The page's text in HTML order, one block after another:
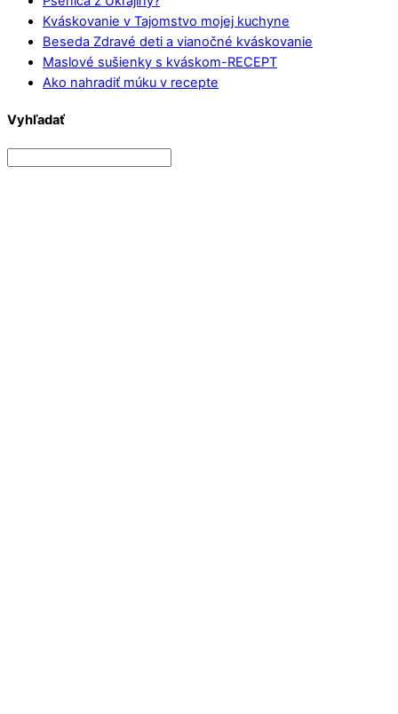
Kváskovanie v Tajomstvo mojej kuchyne
Beseda Zdravé deti a vianočné kváskovanie
Maslové sušienky s kváskom-RECEPT
Ako nahradiť múku v recepte
Vyhľadať